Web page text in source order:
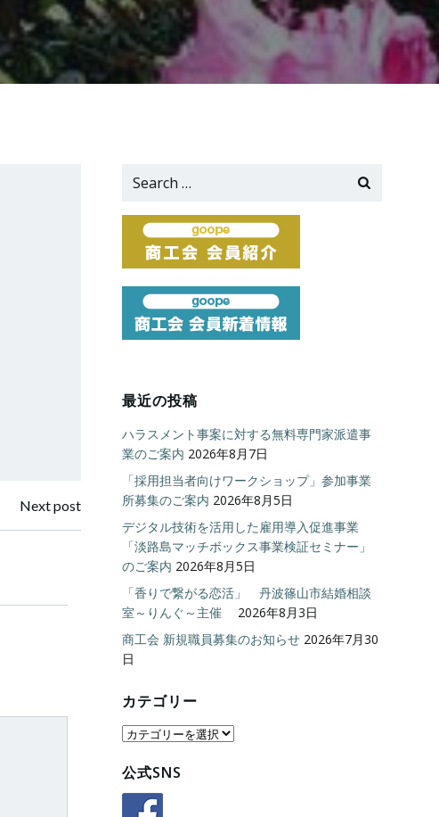
Next post
Search
最近の投稿
ハラスメント事案に対する無料専門家派遣事
業のご案内 2026年8月7日
「採用担当者向けワークショップ」参加事業
所募集のご案内 2026年8月5日
デジタル技術を活用した雇用導入促進事業
「淡路島マッチボックス事業検証セミナー」
のご案内 2026年8月5日
「香りで繋がる恋活」 丹波篠山市結婚相談
室～りんぐ～主催
2026年8月3日
商工会 新規職員募集のお知らせ 2026年7月30
日
カテゴリー
カ
ゴ
リ
公式SNS